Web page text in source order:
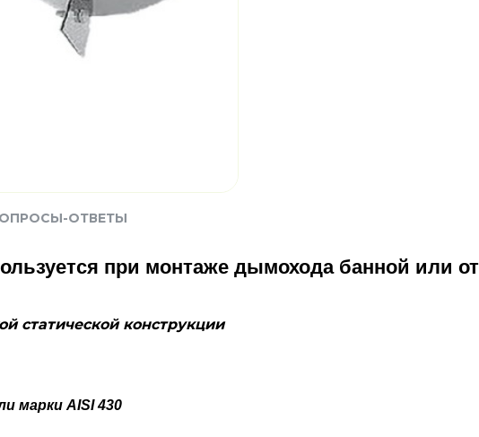
ОТВЕТЫ
при монтаже дымохода банной или
статической конструкции
марки AISI 430